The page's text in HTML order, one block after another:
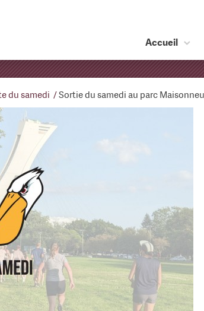
Accueil
du samedi /Sortie du samedi au parc